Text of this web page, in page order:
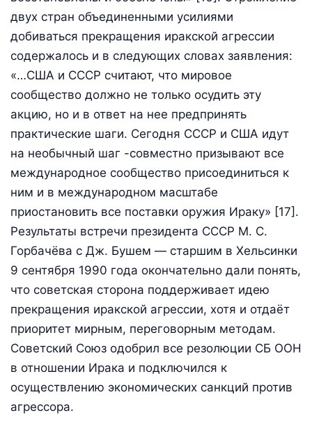
двух стран объединенными усилиями
добиваться прекращения иракской агрессии
содержалось и в следующих словах заявления:
«…США и СССР считают, что мировое
сообщество должно не только осудить эту
акцию, но и в ответ на нее предпринять
практические шаги. Сегодня СССР и США идут
на необычный шаг -совместно призывают все
международное сообщество присоединиться к
ним и в международном масштабе
приостановить все поставки оружия Ираку» [17].
Результаты встречи президента СССР М. С.
Горбачёва с Дж. Бушем — старшим в Хельсинки
9 сентября 1990 года окончательно дали понять,
что советская сторона поддерживает идею
прекращения иракской агрессии, хотя и отдаёт
приоритет мирным, переговорным методам.
Советский Союз одобрил все резолюции СБ ООН
в отношении Ирака и подключился к
осуществлению экономических санкций против
агрессора.